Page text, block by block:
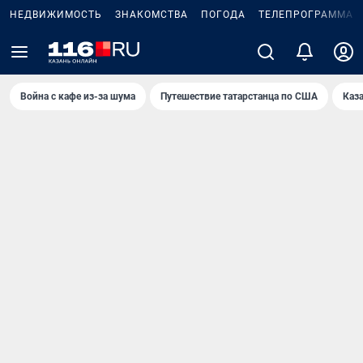
НЕДВИЖИМОСТЬ ЗНАКОМСТВА ПОГОДА ТЕЛЕПРОГРАММА
Война с кафе из-за шума Путешествие татарстанца по США